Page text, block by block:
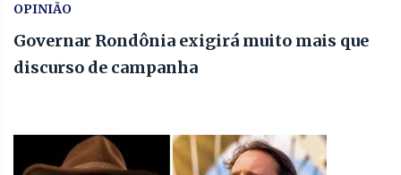
OPINIÃO
Governar Rondônia exigirá muito mais que
discurso de campanha